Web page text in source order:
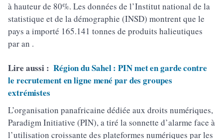
à hauteur de 80%. Les données de l’Institut national de la
statistique et de la démographie (INSD) montrent que le
pays a importé 165.141 tonnes de produits halieutiques
par an .
Lire aussi : Région du Sahel : PIN met en garde contre
le recrutement en ligne mené par des groupes
extrémistes
L’organisation panafricaine dédiée aux droits numériques,
Paradigm Initiative (PIN), a tiré la sonnette d’alarme face à
l’utilisation croissante des plateformes numériques par les